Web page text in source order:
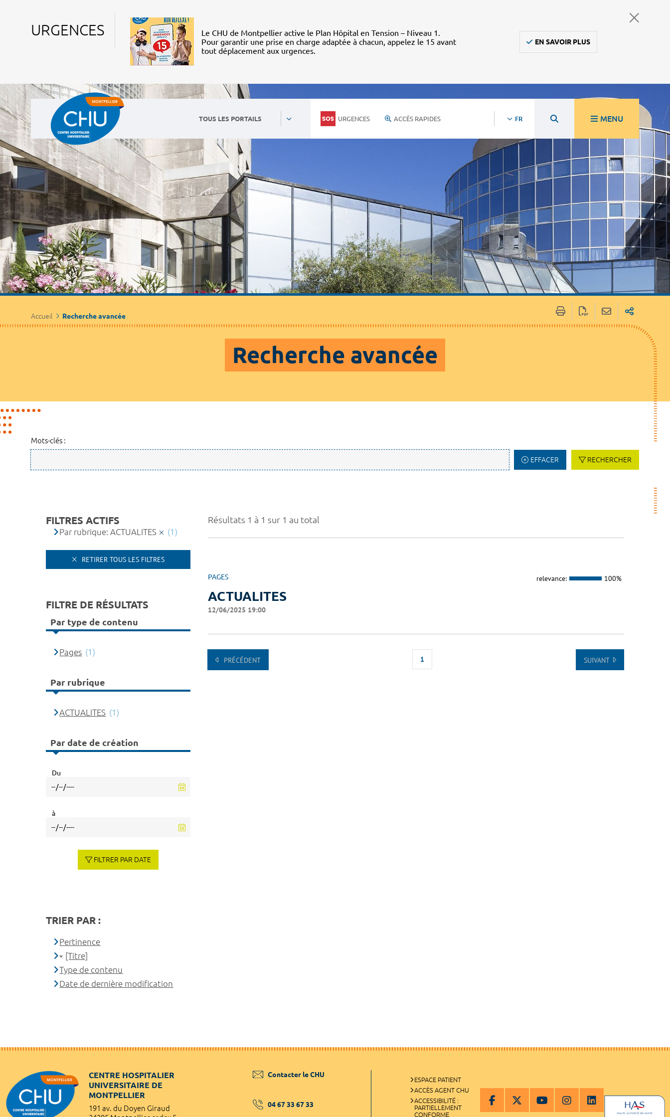
URGENCES
Le CHU de Montpellier active le Plan Hôpital en Tension – Niveau 1.
Pour garantir une prise en charge adaptée à chacun, appelez le 15 avant
tout déplacement aux urgences.
EN SAVOIR PLUS
TOUS LES PORTAILS URGENCES ACCÈS RAPIDES FR MENU
Accueil Recherche avancée
Recherche avancée
Mots-clés :
EFFACER RECHERCHER
Résultats 1 à 1 sur 1 au total
PAGES relevance: 100%
ACTUALITES
12/06/2025 19:00
PRÉCÉDENT 1 SUIVANT
FILTRES ACTIFS
Par rubrique: ACTUALITES (1)
RETIRER TOUS LES FILTRES
FILTRE DE RÉSULTATS
Par type de contenu
Pages (1)
Par rubrique
ACTUALITES (1)
Par date de création
Du
à
FILTRER PAR DATE
TRIER PAR :
Pertinence
[Titre]
Type de contenu
Date de dernière modification
CENTRE HOSPITALIER
UNIVERSITAIRE DE
MONTPELLIER
191 av. du Doyen Giraud
Contacter le CHU
04 67 33 67 33
ESPACE PATIENT
ACCÈS AGENT CHU
ACCESSIBILITÉ :
PARTIELLEMENT
CONFORME